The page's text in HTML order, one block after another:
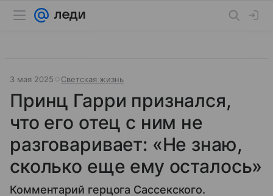
3 мая 2025 Светская жизнь
Принц Гарри признался,
что его отец с ним не
разговаривает: «Не знаю,
сколько еще ему осталось»
Комментарий герцога Сассекского.